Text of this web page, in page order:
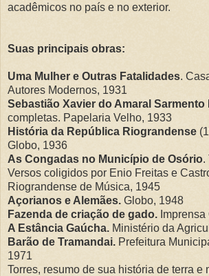
acadêmicos no país e no exterior.
Suas principais obras:
Uma Mulher e Outras Fatalidades.
Autores Modernos, 1931
Sebastião Xavier do Amaral Sarmento
completas. Papelaria Velho, 1933
História da República Riograndense
Globo, 1936
As Congadas no Município de Osório.
Versos coligidos por Enio Freitas e
Riograndense de Música, 1945
Açorianos e Alemães. Globo, 1948
Fazenda de criação de gado.
A Estância Gaúcha. Ministério da
Barão de Tramandai. Prefeitura
1971
Torres, resumo de sua história de terra e